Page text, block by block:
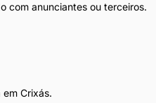
com anunciantes ou terceiros.
em Crixás.